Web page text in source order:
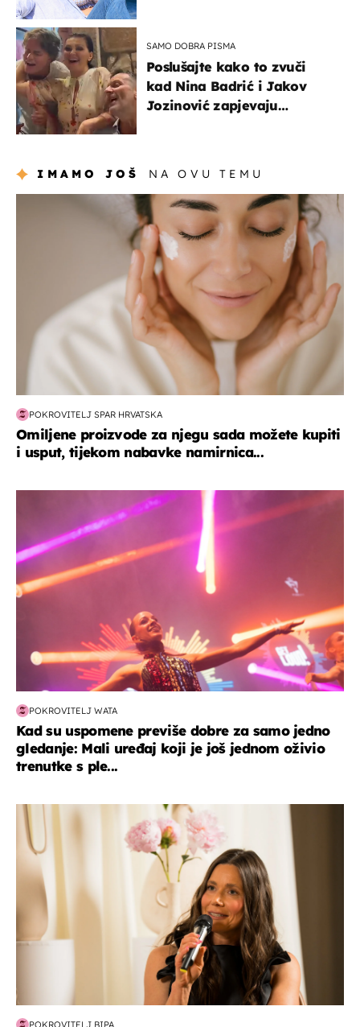
SAMO DOBRA PISMA
Poslušajte kako to zvuči
kad Nina Badrić i Jakov
Jozinović zapjevaju
IMAMO JOŠ NA OVU TEMU
moda & ljepota
POKROVITELJ SPAR HRVATSKA
Omiljene proizvode za njegu sada možete kupiti
i usput, tijekom nabavke namirnica...
POKROVITELJ WATA
Kad su uspomene previše dobre za samo jedno
gledanje: Mali uređaj koji je još jednom oživio
trenutke s ple...
moda & ljepota
POKROVITELJ BIPA